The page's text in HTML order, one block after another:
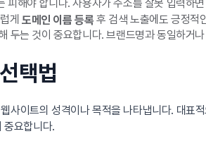
피해야 합니다. 사용자가 주소를 잘못 입력하
게 도메인 이름 등록 후 검색 노출에도 긍정적
두는 것이 중요합니다. 브랜드명과 동일하거
택법
이트의 성격이나 목적을 나타냅니다. 대표
중요합니다.